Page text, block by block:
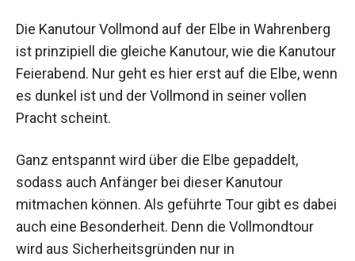
Die Kanutour Vollmond auf der Elbe in Wahrenberg
ist prinzipiell die gleiche Kanutour, wie die Kanutour
Feierabend. Nur geht es hier erst auf die Elbe, wenn
es dunkel ist und der Vollmond in seiner vollen
Pracht scheint.
Ganz entspannt wird über die Elbe gepaddelt,
sodass auch Anfänger bei dieser Kanutour
mitmachen können. Als geführte Tour gibt es dabei
auch eine Besonderheit. Denn die Vollmondtour
wird aus Sicherheitsgründen nur in